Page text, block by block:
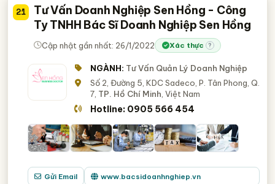
21
Tư Vấn Doanh Nghiệp Sen Hồng - Công
Ty TNHH Bác Sĩ Doanh Nghiệp Sen Hồng
Cập nhật gần nhất: 26/1/2022 Xác thực ?
NGÀNH: Tư Vấn Quản Lý Doanh Nghiệp
Số 2, Đường 5, KDC Sadeco, P. Tân Phong, Q.
7, TP. Hồ Chí Minh , Việt Nam
Hotline: 0905 566 454
Gửi Email www.bacsidoanhnghiep.vn